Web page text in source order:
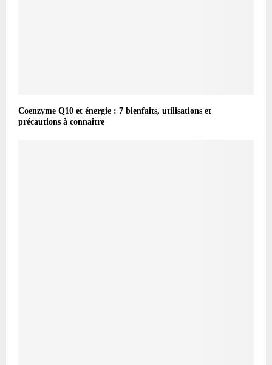
Coenzyme Q10 et énergie : 7 bienfaits, utilisations et
précautions à connaître